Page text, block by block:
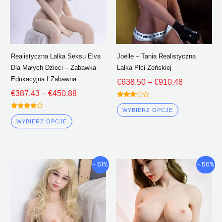
Realistyczna Lalka Seksu Elva
Dla Małych Dzieci – Zabawka
Edukacyjna I Zabawna
€387.43 – €450.88
Oceniono
4.00
z 5
WYBIERZ OPCJE
wybrać
na
produktu
Joëlle – Tania Realistyczna
Lalka Płci Żeńskiej
€638.50 – €910.48
Oceniono
3.00
z 5
WYBIERZ OPCJE
można
wybrać
na
- 61%
Przedział
cenowy:
€673.82
Poprzez
€957.68
Ten
produkt
ma
wiele
wariantów.
- 50%
Przedział
cenowy:
€832.92
Poprzez
Ten
produkt
wiele
wariantów.